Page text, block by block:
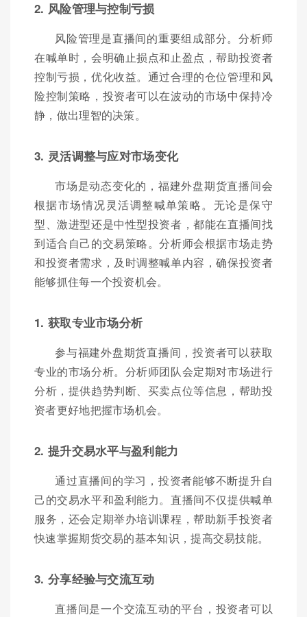
2. 风险管理与控制亏损
风险管理是直播间的重要组成部分。分析师
在喊单时，会明确止损点和止盈点，帮助投资者
控制亏损，优化收益。通过合理的仓位管理和风
险控制策略，投资者可以在波动的市场中保持冷
静，做出理智的决策。
3. 灵活调整与应对市场变化
市场是动态变化的，福建外盘期货直播间会
根据市场情况灵活调整喊单策略。无论是保守
型、激进型还是中性型投资者，都能在直播间找
到适合自己的交易策略。分析师会根据市场走势
和投资者需求，及时调整喊单内容，确保投资者
能够抓住每一个投资机会。
1. 获取专业市场分析
参与福建外盘期货直播间，投资者可以获取
专业的市场分析。分析师团队会定期对市场进行
分析，提供趋势判断、买卖点位等信息，帮助投
资者更好地把握市场机会。
2. 提升交易水平与盈利能力
通过直播间的学习，投资者能够不断提升自
己的交易水平和盈利能力。直播间不仅提供喊单
服务，还会定期举办培训课程，帮助新手投资者
快速掌握期货交易的基本知识，提高交易技能。
3. 分享经验与交流互动
直播间是一个交流互动的平台，投资者可以